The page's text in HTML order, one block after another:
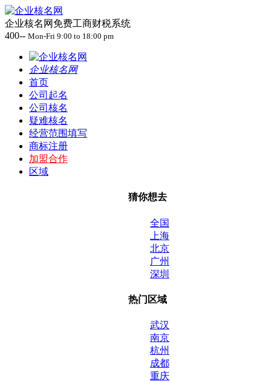
企业核名网免费工商财税系统
400-- Mon-Fri 9:00 to 18:00 pm
企业核名网
首页
公司起名
公司核名
疑难核名
经营范围填写
商标注册
加盟合作
区域
猜你想去
全国
上海
北京
广州
深圳
热门区域
武汉
南京
杭州
成都
重庆